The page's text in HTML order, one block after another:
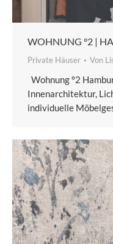
WOHNUNG °2 |
Private Häuser Von
Wohnung °2
Innenarchitektur,
individuelle